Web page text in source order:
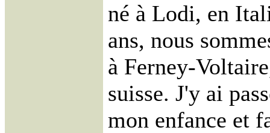
né à Lodi, en
ans, nous
à Ferney-
suisse. J'y ai
mon enfance et